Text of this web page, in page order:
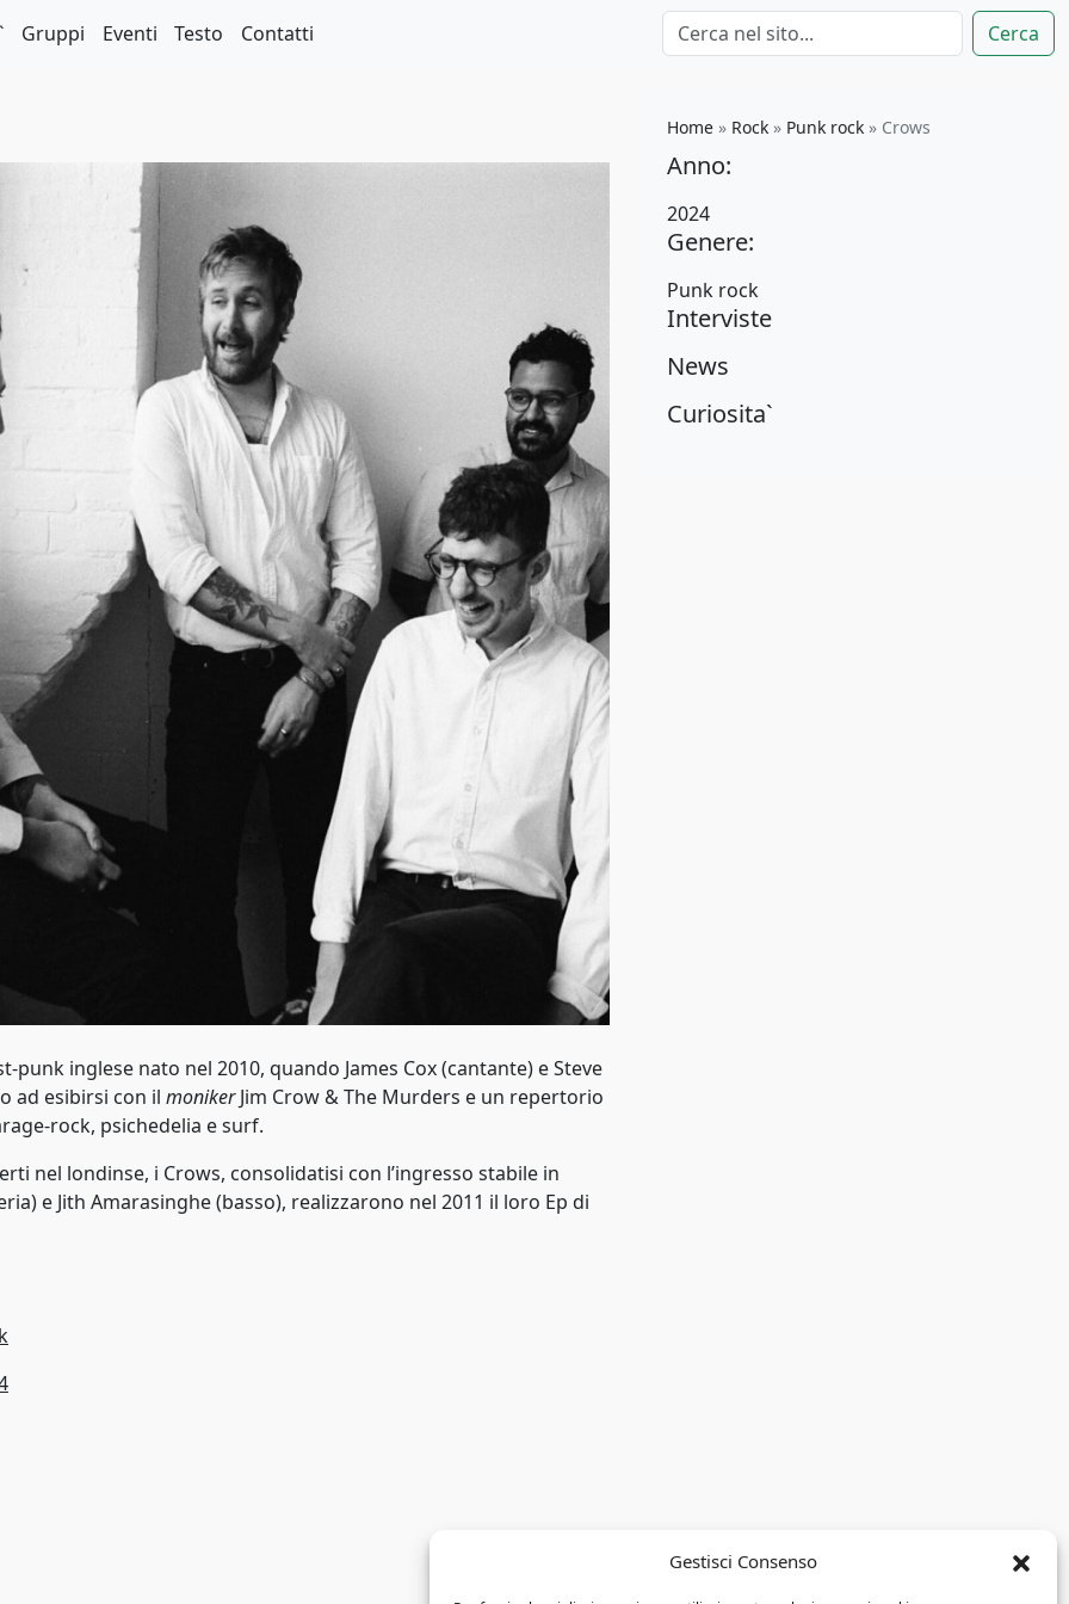
Gestisci Consenso
Gruppi Eventi Testo Contatti Cerca
inglese nato nel 2010, quando James Cox (cantante) e Steve
ad esibirsi con il monikerJim Crow & The Murders e un repertorio
rock, psichedelia e surf.
nel londinse, i Crows, consolidatisi con l’ingresso stabile in
e Jith Amarasinghe (basso), realizzarono nel 2011 il loro Ep di
Home» Rock» Punk rock» Crows
Anno:
2024
Genere:
Punk rock
Interviste
News
Curiosita`